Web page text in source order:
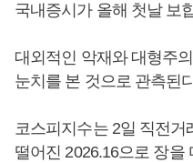
국내증시가 올해 첫날 보
대외적인 악재와 대형주
눈치를 본 것으로 관측된
코스피지수는 2일 직전거
떨어진 2026.16으로 장을